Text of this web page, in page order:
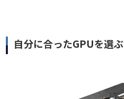
自分に合ったGPUを選